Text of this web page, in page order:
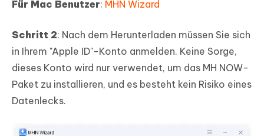
Für Mac Benutzer: MHN Wizard
Schritt 2: Nach dem Herunterladen müssen Sie sich
in Ihrem "Apple ID"-Konto anmelden. Keine Sorge,
dieses Konto wird nur verwendet, um das MH NOW-
Paket zu installieren, und es besteht kein Risiko eines
Datenlecks.